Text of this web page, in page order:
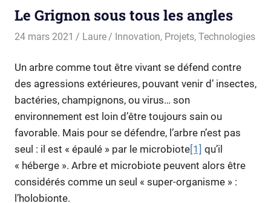
Le Grignon sous tous les angles
24 mars 2021 Laure Innovation, Projets,Technologies
Un arbre comme tout être vivant se défend contre
des agressions extérieures, pouvant venir d’ insectes,
bactéries, champignons, ou virus… son
environnement est loin d’être toujours sain ou
favorable. Mais pour se défendre, l’arbre n’est pas
seul : il est « épaulé » par le microbiote[1] qu’il
« héberge ». Arbre et microbiote peuvent alors être
considérés comme un seul « super-organisme » :
l’holobionte.